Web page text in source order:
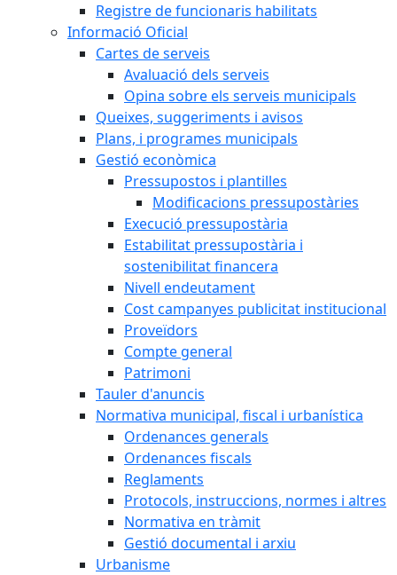
Registre de funcionaris habilitats
Informació Oficial
Cartes de serveis
Avaluació dels serveis
Opina sobre els serveis municipals
Queixes, suggeriments i avisos
Plans, i programes municipals
Gestió econòmica
Pressupostos i plantilles
Modificacions pressupostàries
Execució pressupostària
Estabilitat pressupostària i
sostenibilitat financera
Nivell endeutament
Cost campanyes publicitat institucional
Proveïdors
Compte general
Patrimoni
Tauler d'anuncis
Normativa municipal, fiscal i urbanística
Ordenances generals
Ordenances fiscals
Reglaments
Protocols, instruccions, normes i altres
Normativa en tràmit
Gestió documental i arxiu
Urbanisme